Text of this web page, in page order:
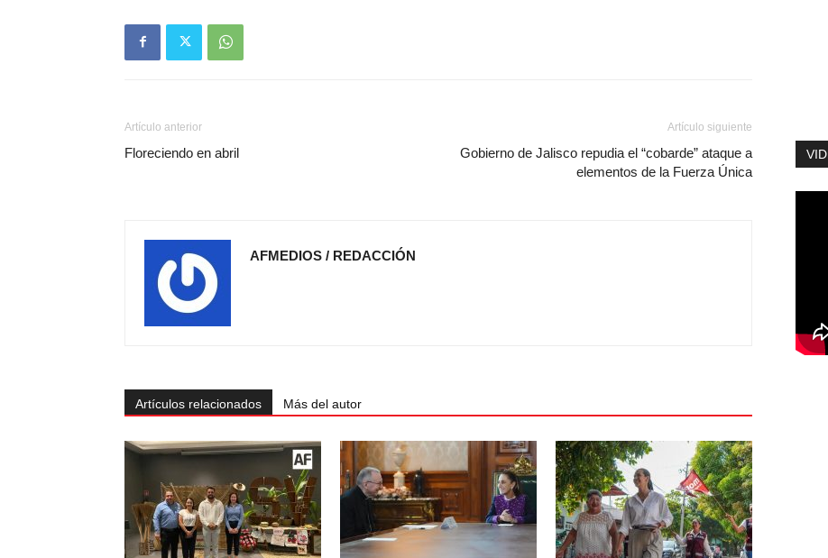
Artículo anterior
Floreciendo en abril
Artículo siguiente
Gobierno de Jalisco repudia el “cobarde” ataque a
elementos de la Fuerza Única
AFMEDIOS / REDACCIÓN
Artículos relacionados Más del autor